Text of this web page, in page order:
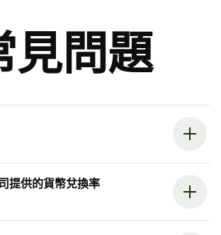
見問題
提供的貨幣兌換率